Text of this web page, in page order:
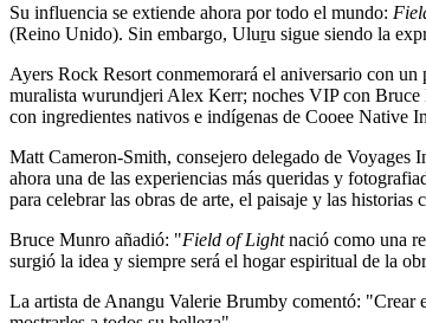
Su influencia se extiende ahora por todo el mundo:
(Reino Unido). Sin embargo, Uluṟu sigue siendo la
Ayers Rock Resort conmemorará el aniversario con
muralista wurundjeri Alex Kerr; noches VIP con Bruce
con ingredientes nativos e indígenas de Cooee Native
Matt Cameron-Smith, consejero delegado de Voyages
ahora una de las experiencias más queridas y
para celebrar las obras de arte, el paisaje y las
Bruce Munro añadió: "Field of Lightnació como una
surgió la idea y siempre será el hogar espiritual de la
La artista de Anangu Valerie Brumby comentó: "Crear